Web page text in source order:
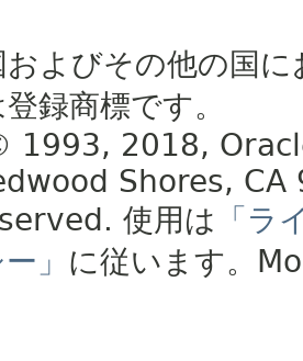
およびその他の国
録商標です。
1993, 2018,
Shores, CA
使用は 「ラ
」 に従います。